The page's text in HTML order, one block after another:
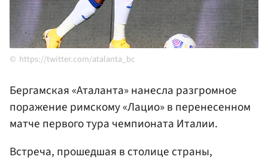
https://twitter.com/atalanta_bc
Бергамская «Аталанта» нанесла разгромное
поражение римскому «Лацио» в перенесенном
матче первого тура чемпионата Италии.
Встреча, прошедшая в столице страны,